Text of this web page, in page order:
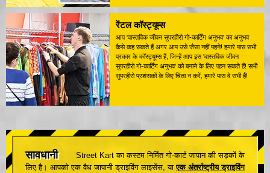
रेंटल कॉस्ट्यूम्स
आप 'वास्तविक जीवन सुपरहीरो गो-कार्टिंग अनुभव' का अनुभव
कैसे कह सकते हैं अगर आप उसे जैसा नहीं पहने! हमारे पास सभी
प्रकार के कॉस्ट्यूम्स हैं, जिन्हें आप इस 'वास्तविक जीवन
सुपरहीरो गो-कार्टिंग अनुभव' को बनाने के लिए पहन सकते हैं! सभी
सुपरहीरो प्रशंसकों के लिए चिंता न करें, हमारे पास वे सभी हैं!
सावधानी
Street Kart का कस्टम निर्मित गो-कार्ट जापान की सड़कों के
लिए है। आपको एक वैध जापानी ड्राइविंग लाइसेंस, याएक अंतर्राष्ट्रीय ड्राइविंग